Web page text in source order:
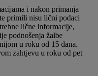
i nakon primanja
primili nisu lični podaci
lične informacije,
podnošenja žalbe
u roku od 15 dana.
zahtjevu u roku od pet